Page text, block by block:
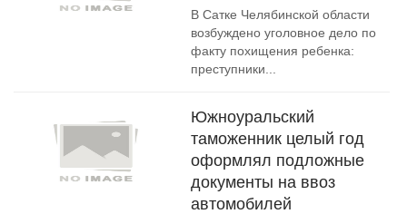
В Сатке Челябинской области
возбуждено уголовное дело по
факту похищения ребенка:
преступники...
Южноуральский
таможенник целый год
оформлял подложные
документы на ввоз
автомобилей